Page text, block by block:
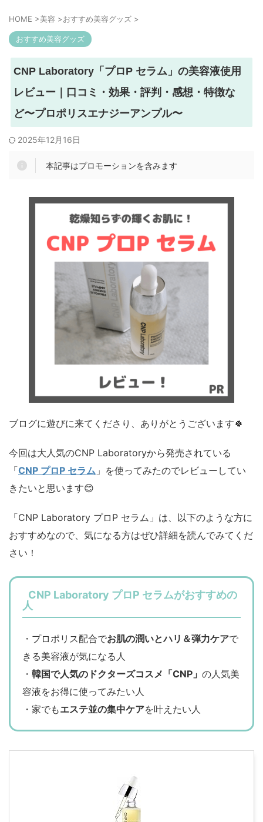
HOME >美容 >おすすめ美容グッズ >
おすすめ美容グッズ
CNP Laboratory「プロP セラム」の美容液使用
レビュー｜口コミ・効果・評判・感想・特徴な
ど〜プロポリスエナジーアンプル〜
2025年12月16日
本記事はプロモーションを含みます
ブログに遊びに来てくださり、ありがとうございます🍀
今回は大人気のCNP Laboratoryから発売されている
「CNP プロP セラム 」を使ってみたのでレビューしてい
きたいと思います😊
「CNP Laboratory プロP セラム」は、以下のような方に
おすすめなので、気になる方はぜひ詳細を読んでみてくだ
さい！
CNP Laboratory プロP セラムがおすすめの
人
・プロポリス配合でお肌の潤いとハリ＆弾力ケアで
きる美容液が気になる人
・ 韓国で人気のドクターズコスメ「CNP」 の人気美
容液をお得に使ってみたい人
・家でもエステ並の集中ケアを叶えたい人